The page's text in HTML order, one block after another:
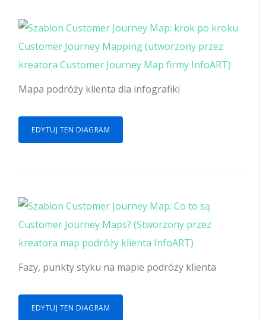
Mapa podróży klienta dla infografiki
EDYTUJ TEN DIAGRAM
Fazy, punkty styku na mapie podróży klienta
EDYTUJ TEN DIAGRAM